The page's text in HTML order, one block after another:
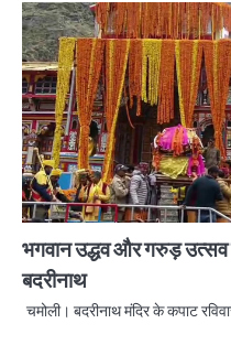
भगवान उद्धव और गरुड़ उत्सव
बदरीनाथ
चमोली। बदरीनाथ मंदिर के कपाट